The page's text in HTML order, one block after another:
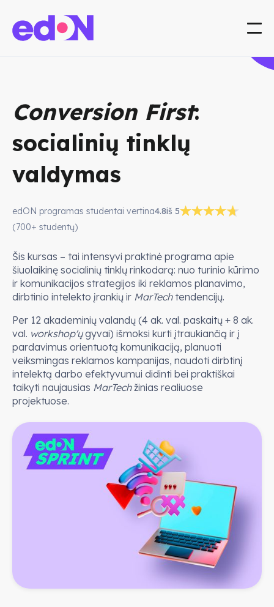
Conversion First:
socialinių tinklų
valdymas
edON programas studentai vertina4.8iš 5
(700+ studentų)
Šis kursas – tai intensyvi praktinė programa apie
šiuolaikinę socialinių tinklų rinkodarą: nuo turinio kūrimo
ir komunikacijos strategijos iki reklamos planavimo,
dirbtinio intelekto įrankių ir MarTechtendencijų.
Per 12 akademinių valandų (4 ak. val. paskaitų + 8 ak.
val. workshop'ųgyvai) išmoksi kurti įtraukiančią ir į
pardavimus orientuotą komunikaciją, planuoti
veiksmingas reklamos kampanijas, naudoti dirbtinį
intelektą darbo efektyvumui didinti bei praktiškai
taikyti naujausias MarTechžinias realiuose
projektuose.